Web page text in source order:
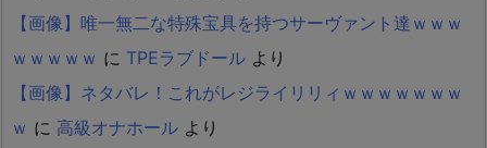
【画像】唯一無二な特殊宝具を持つサーヴァント達ｗｗｗ
ｗｗｗｗｗ に TPEラブドール より
【画像】ネタバレ！これがレジライリリィｗｗｗｗｗｗｗ
ｗ に 高級オナホール より